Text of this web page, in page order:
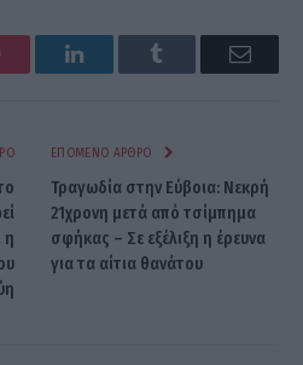
LinkedInTumblr Email
η
ΕΠΌΜΕΝΟ ΆΡΘΡΟ
Τραγωδία στην Εύβοια: Νεκρή
21χρονη μετά από τσίμπημα
σφήκας – Σε εξέλιξη η έρευνα
για τα αίτια θανάτου